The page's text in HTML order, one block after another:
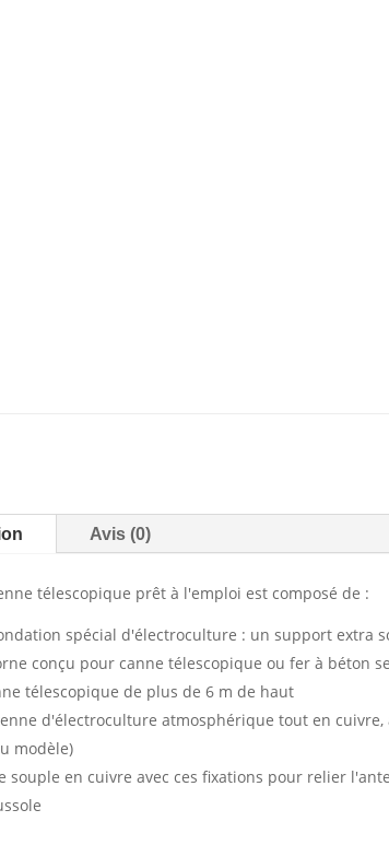
Avis (0)
télescopique prêt à l'emploi est composé de :
spécial d'électroculture : un support extra
conçu pour canne télescopique ou fer à béton
télescopique de plus de 6 m de haut
d'électroculture atmosphérique tout en
modèle)
souple en cuivre avec ces fixations pour relier